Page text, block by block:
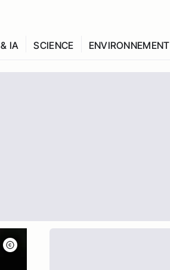
IA SCIENCE ENVIRONNEMENT